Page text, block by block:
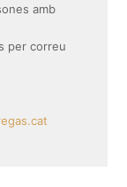
amb
per correu